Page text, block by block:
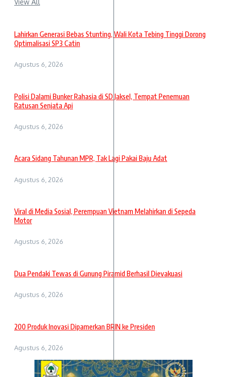
View All
Lahirkan Generasi Bebas Stunting, Wali Kota Tebing Tinggi Dorong
Optimalisasi SP3 Catin
Agustus 6, 2026
Polisi Dalami Bunker Rahasia di SD Jaksel, Tempat Penemuan
Ratusan Senjata Api
Agustus 6, 2026
Acara Sidang Tahunan MPR, Tak Lagi Pakai Baju Adat
Agustus 6, 2026
Viral di Media Sosial, Perempuan Vietnam Melahirkan di Sepeda
Motor
Agustus 6, 2026
Dua Pendaki Tewas di Gunung Piramid Berhasil Dievakuasi
Agustus 6, 2026
200 Produk Inovasi Dipamerkan BRIN ke Presiden
Agustus 6, 2026